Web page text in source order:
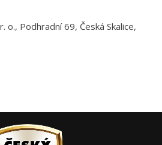
o., Podhradní 69, Česká Skalice,